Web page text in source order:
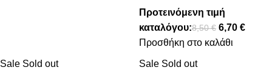
Προτεινόμενη τιμή
καταλόγου:8,50€ 6,70 €
Προσθήκη στο καλάθι
Sale Sold out Sale Sold out